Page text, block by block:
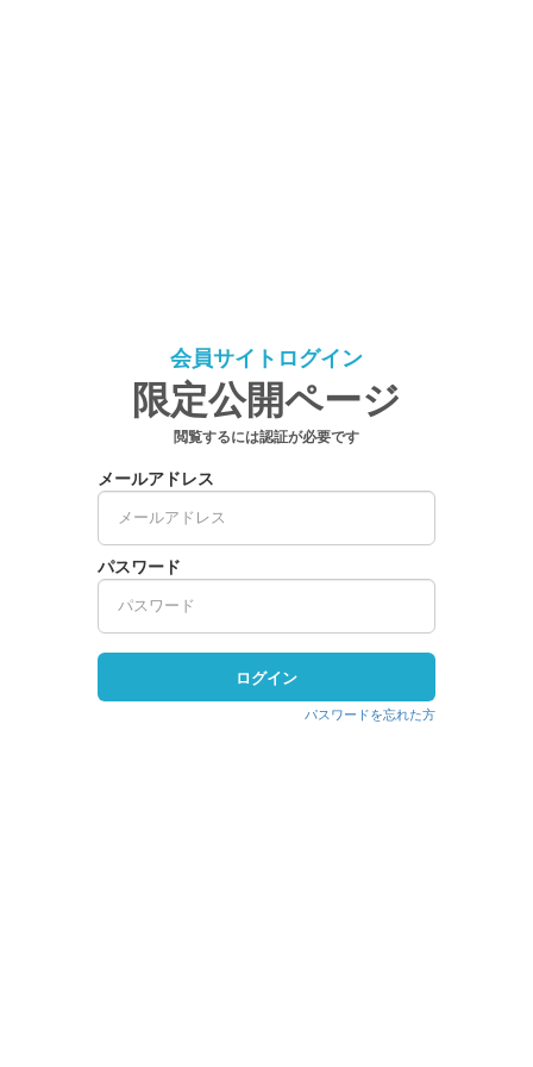
会員サイトログイン
限定公開ページ
閲覧するには認証が必要です
メールアドレス
パスワード
ログイン
パスワードを忘れた方